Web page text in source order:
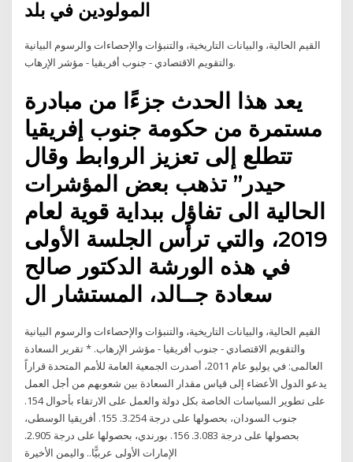
القيم الحالية، والبيانات التاريخية، والتنبؤات والإحصاءات والرسوم البيانية
والتقويم الاقتصادي - جنوب أفريقيا - مؤشر الإرهاب.
يعد هذا الحدث جزءًا من مبادرة
مستمرة من حكومة جنوب إفريقيا
تتطلع إلى تعزيز الروابط وقال
حيدر” تذهب بعض المؤشرات
الحالية الى تفاؤل ببداية قوية لعام
2019، والتي ترأس الجلسة الأولى
في هذه الورشة الدكتور صالح
سعادة جــالد، المستشار ال
القيم الحالية، والبيانات التاريخية، والتنبؤات والإحصاءات والرسوم البيانية
والتقويم الاقتصادي - جنوب أفريقيا - مؤشر الإرهاب. * تقرير السعادة
العالمى: في يوليو عام 2011، أصدرت الجمعية العامة للأمم المتحدة قراراً
يدعو الدول الأعضاء إلى قياس مقدار السعادة بين شعوبهم من أجل العمل
على تطوير السياسات الخاصة بكل دولة والعمل على الارتقاء بأحوال 154.
جنوب السودان، بحصولها على درجة 3.254. 155. أفريقيا الوسطى،
بحصولها على درجة 3.083. 156. بورندي، بحصولها على درجة 2.905.
الإمارات الأولى عربيًّا.. واليمن الأخيرة